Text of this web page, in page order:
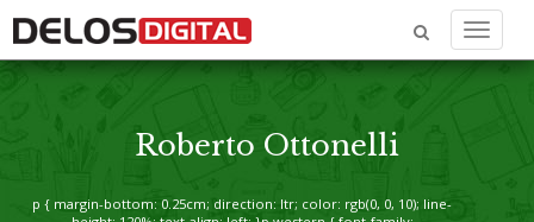
Menu
Roberto Ottonelli
p { margin-bottom: 0.25cm; direction: ltr; color: rgb(0, 0, 10); line-